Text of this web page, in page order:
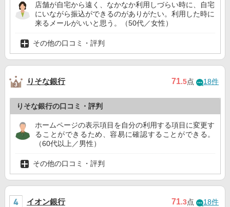
店舗が自宅から遠く、なかなか利用しづらい時に、自宅
にいながら振込ができるのがありがたい。利用した時に
来るメールがいいと思う。（50代／女性）
その他の口コミ・評判
りそな銀行 71.5点 18件
りそな銀行の口コミ・評判
ホームページの表示項目を自分の利用する項目に変更す
ることができるため、容易に確認することができる。
（60代以上／男性）
その他の口コミ・評判
イオン銀行 71.3点 18件